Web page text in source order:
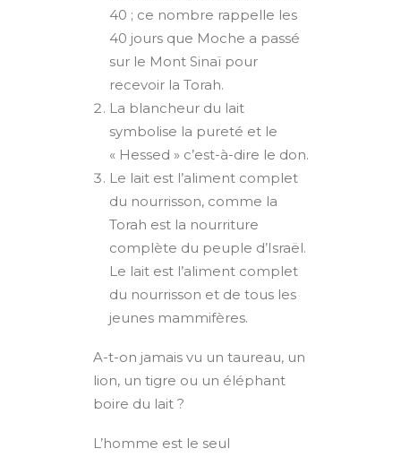
40 ; ce nombre rappelle les
40 jours que Moche a passé
sur le Mont Sinaï pour
recevoir la Torah.
La blancheur du lait
symbolise la pureté et le
« Hessed » c’est-à-dire le don.
Le lait est l’aliment complet
du nourrisson, comme la
Torah est la nourriture
complète du peuple d’Israël.
Le lait est l’aliment complet
du nourrisson et de tous les
jeunes mammifères.
A-t-on jamais vu un taureau, un
lion, un tigre ou un éléphant
boire du lait ?
L’homme est le seul